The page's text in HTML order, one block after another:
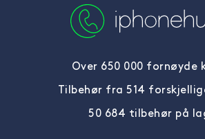
Over 650 000 fornøyde
Tilbehør fra 514
50 684 tilbehør på